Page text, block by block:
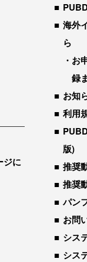
ジに
海外
ら
お
録
お知
利用
版)
推奨
推奨
パン
お問
シス
シス